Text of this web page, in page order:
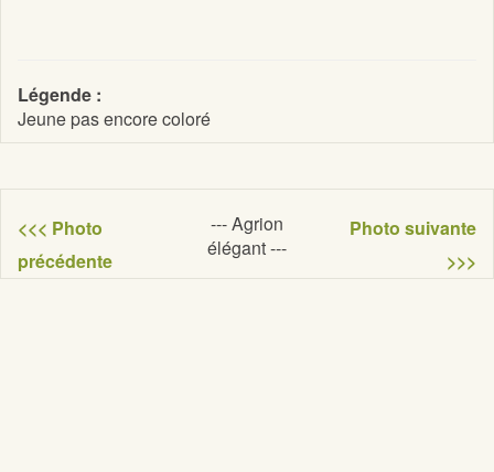
Légende :
Jeune pas encore coloré
<<< Photo
précédente
--- Agrion
élégant ---
Photo suivante
>>>